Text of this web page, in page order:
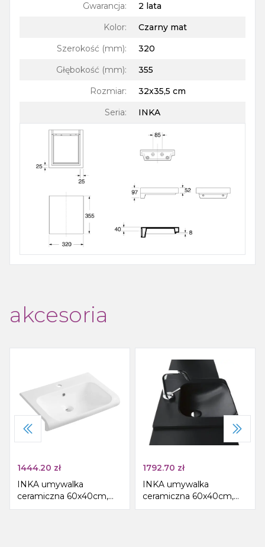
Gwarancja:
2 lata
Kolor:
Czarny mat
Szerokość (mm):
320
Głębokość (mm):
355
Rozmiar:
32x35,5 cm
Seria: INKA
akcesoria
1444.20 zł
INKA umywalka
ceramiczna 60x40cm,
biała
1792.70 zł
INKA umywalka
ceramiczna 60x40cm,
czarny mat